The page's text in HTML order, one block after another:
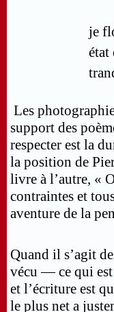
je flotte
état
tranquille,
Les
support des
respecter est la
la position de
livre à l’autre, «
contraintes et
aventure de la
Quand il s’agit
vécu — ce qui
et l’écriture est
le plus net a